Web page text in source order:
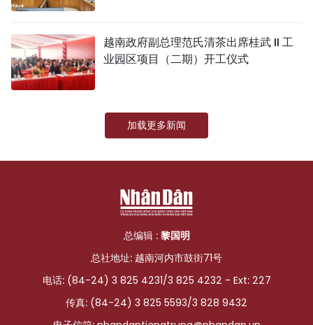
旅游
史海
多功能媒体
图表新闻
图库
视频
人民报社简介
越南政府副总理范氏清茶出席桂武 II 工
业园区项目（二期）开工仪式
加载更多新闻
总编辑 : 黎国明
总社地址: 越南河内市鼓街71号
电话: (84-24) 3 825 4231/3 825 4232 - Ext: 227
传真: (84-24) 3 825 5593/3 828 9432